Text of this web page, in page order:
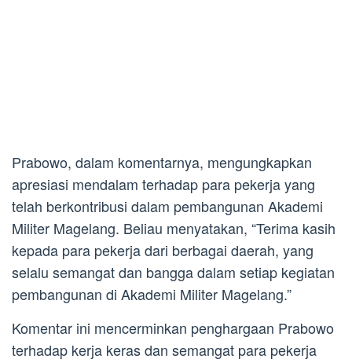
Prabowo, dalam komentarnya, mengungkapkan
apresiasi mendalam terhadap para pekerja yang
telah berkontribusi dalam pembangunan Akademi
Militer Magelang. Beliau menyatakan, “Terima kasih
kepada para pekerja dari berbagai daerah, yang
selalu semangat dan bangga dalam setiap kegiatan
pembangunan di Akademi Militer Magelang.”
Komentar ini mencerminkan penghargaan Prabowo
terhadap kerja keras dan semangat para pekerja